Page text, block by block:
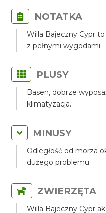
NOTATKA
Willa Bajeczny Cypr
z pełnymi wygodami.
PLUSY
Basen, dobrze
klimatyzacja.
MINUSY
Odległość od morza
dużego problemu.
ZWIERZĘTA
Willa Bajeczny Cypr